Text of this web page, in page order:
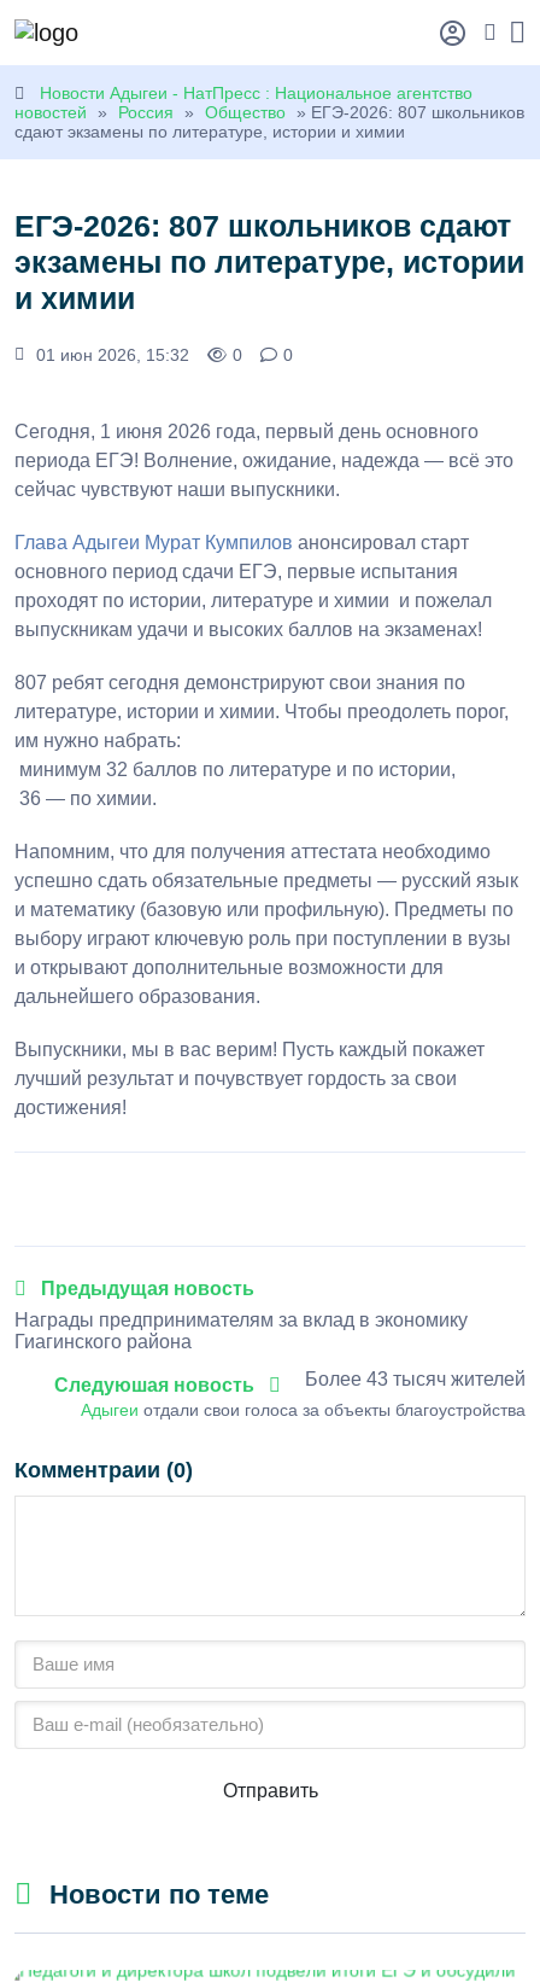
Новости Адыгеи - НатПресс : Национальное агентство
новостей
» Россия » Общество » ЕГЭ-2026: 807 школьников
сдают экзамены по литературе, истории и химии
ЕГЭ-2026: 807 школьников сдают
экзамены по литературе, истории
и химии
01 июн 2026, 15:32 0 0
Сегодня, 1 июня 2026 года, первый день основного
периода ЕГЭ! Волнение, ожидание, надежда — всё это
сейчас чувствуют наши выпускники.
Глава Адыгеи Мурат Кумпилов анонсировал старт
основного период сдачи ЕГЭ, первые испытания
проходят по истории, литературе и химии и пожелал
выпускникам удачи и высоких баллов на экзаменах!
807 ребят сегодня демонстрируют свои знания по
литературе, истории и химии. Чтобы преодолеть порог,
им нужно набрать:
минимум 32 баллов по литературе и по истории,
36 — по химии.
Напомним, что для получения аттестата необходимо
успешно сдать обязательные предметы — русский язык
и математику (базовую или профильную). Предметы по
выбору играют ключевую роль при поступлении в вузы
и открывают дополнительные возможности для
дальнейшего образования.
Выпускники, мы в вас верим! Пусть каждый покажет
лучший результат и почувствует гордость за свои
достижения!
Предыдущая новость
Награды предпринимателям за вклад в экономику
Гиагинского района
Следуюшая новость Более 43 тысяч жителей
Адыгеи отдали свои голоса за объекты благоустройства
Комментраии (0)
Отправить
Новости по теме